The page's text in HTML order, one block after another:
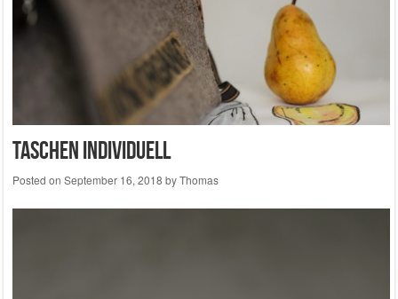
Taschen individuell
Posted on September 16, 2018 byThomas